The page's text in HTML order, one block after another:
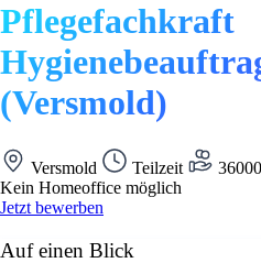
Pflegefachkraft
(Versmold)
Versmold Teilzeit
Kein Homeoffice möglich
Jetzt bewerben
Auf einen Blick